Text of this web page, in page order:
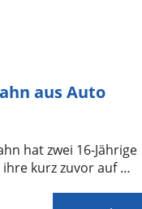
aus Auto
hat zwei 16-Jährige
ihre kurz zuvor auf …